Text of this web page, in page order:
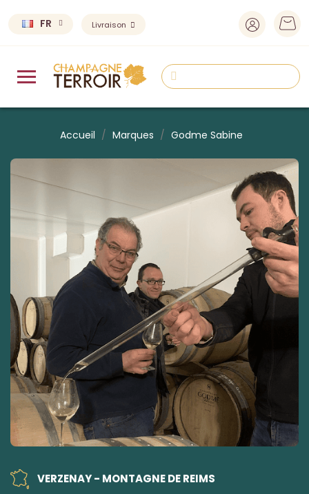
FR Livraison
Accueil Marques Godme Sabine
VERZENAY - MONTAGNE DE REIMS